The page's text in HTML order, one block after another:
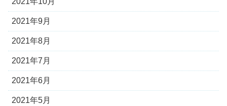
2021年9月
2021年8月
2021年7月
2021年6月
2021年5月